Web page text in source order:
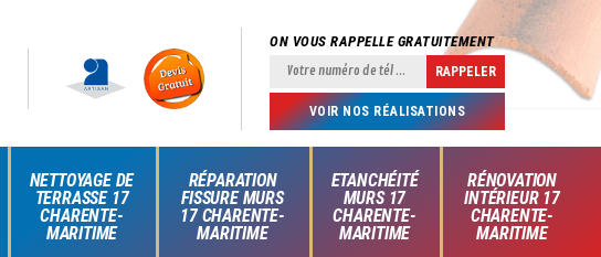
ON VOUS RAPPELLE GRATUITEMENT
VOIR NOS RÉALISATIONS
NETTOYAGE DE
TERRASSE 17
CHARENTE-
MARITIME
RÉPARATION
FISSURE MURS
17 CHARENTE-
MARITIME
ETANCHÉITÉ
MURS 17
CHARENTE-
MARITIME
RÉNOVATION
INTÉRIEUR 17
CHARENTE-
MARITIME